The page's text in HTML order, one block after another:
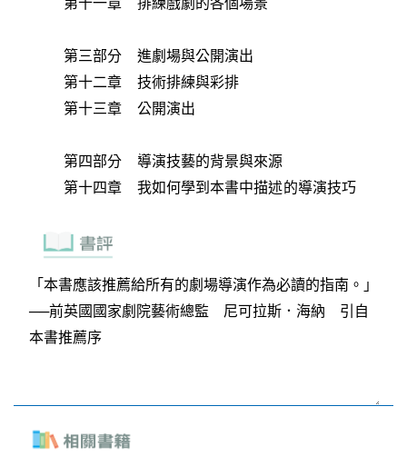
第十一章 排練戲劇的各個場景
第三部分 進劇場與公開演出
第十二章 技術排練與彩排
第十三章 公開演出
第四部分 導演技藝的背景與來源
第十四章 我如何學到本書中描述的導演技巧